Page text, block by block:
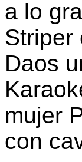
a lo
Striper
Daos
mujer
con